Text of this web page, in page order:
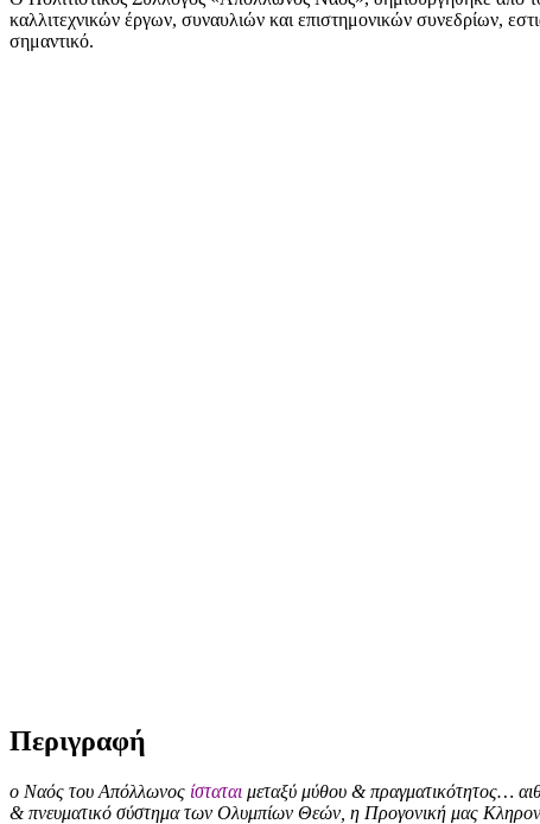
καλλιτεχνικών έργων, συναυλιών και επιστημονικών συνεδρίων,
σημαντικό.
Περιγραφή
ο Ναός του Απόλλωνος ίσταται μεταξύ μύθου & πραγματικότητος…
& πνευματικό σύστημα των Ολυμπίων Θεών, η Προγονική μας